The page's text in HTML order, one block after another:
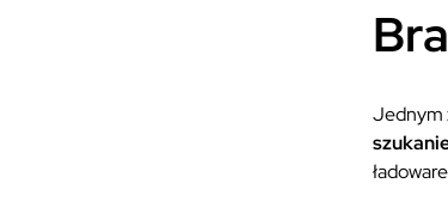
Jednym